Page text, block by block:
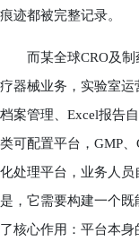
痕迹都被完整记录。
而某全球CRO及制
疗器械业务，实验室
档案管理、Excel报告
类可配置平台，GMP
化处理平台，业务人
是，它需要构建一个
了核心作用：平台本